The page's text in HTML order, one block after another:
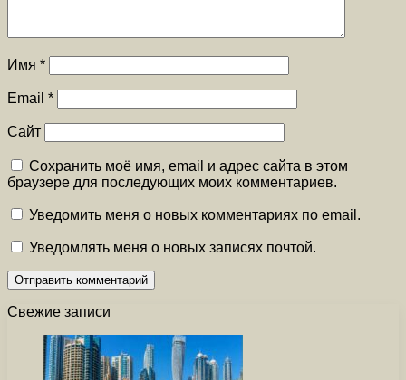
Имя *
Email *
Сайт
Сохранить моё имя, email и адрес сайта в этом
браузере для последующих моих комментариев.
Уведомить меня о новых комментариях по email.
Уведомлять меня о новых записях почтой.
Свежие записи